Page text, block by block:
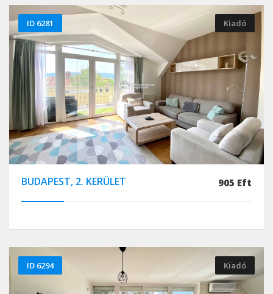
BUDAPEST, 2. KERÜLET 905 Eft
ID 6281 Kiadó
ID 6294 Kiadó